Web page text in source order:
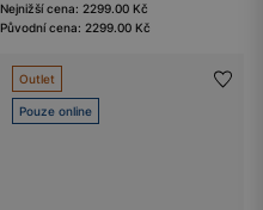
Nejnižší cena: 2299.00 Kč
Původní cena: 2299.00 Kč
Outlet
Pouze online